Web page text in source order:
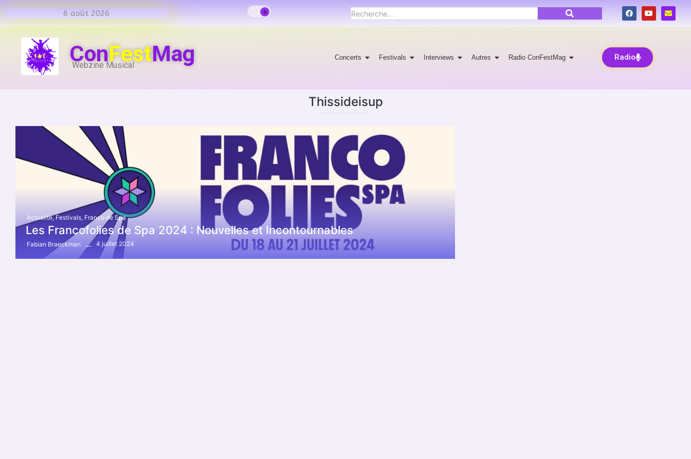
6 août 2026
ConFestMag
Webzine Musical
Concerts Festivals Interviews Autres Radio ConFestMag Radio
Thissideisup
Actualité, Festivals, Franco de Spa
Les Francofolies de Spa 2024 : Nouvelles et Incontournables
Fabian Braeckman 4 juillet 2024